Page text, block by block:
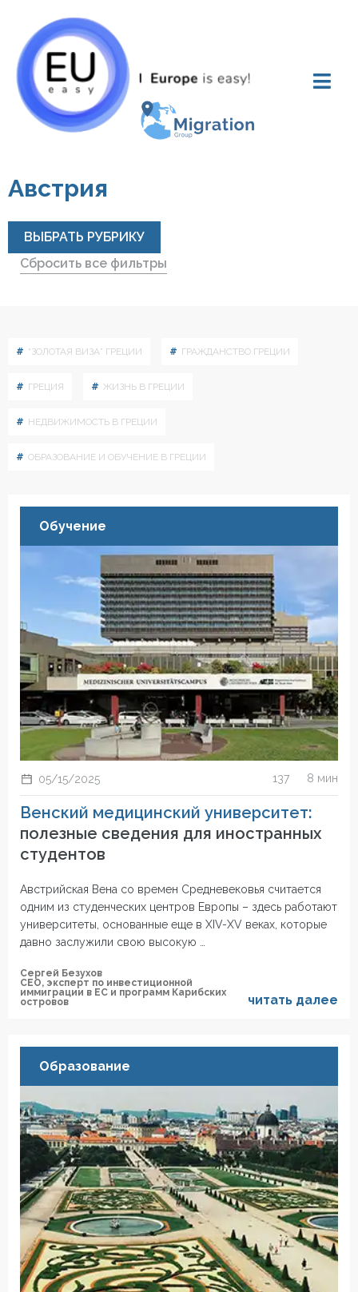
Австрия
ВЫБРАТЬ РУБРИКУ
Сбросить все фильтры
“ЗОЛОТАЯ ВИЗА” ГРЕЦИИ ГРАЖДАНСТВО ГРЕЦИИ
ГРЕЦИЯ ЖИЗНЬ В ГРЕЦИИ
НЕДВИЖИМОСТЬ В ГРЕЦИИ
ОБРАЗОВАНИЕ И ОБУЧЕНИЕ В ГРЕЦИИ
Обучение
05/15/2025 137 8 мин
Венский медицинский университет:
полезные сведения для иностранных
студентов
Австрийская Вена со времен Средневековья считается
одним из студенческих центров Европы – здесь работают
университеты, основанные еще в XIV-XV веках, которые
давно заслужили свою высокую …
Сергей Безухов
СЕО, эксперт по инвестиционной
иммиграции в ЕС и программ Карибских
островов
читать далее
Образование